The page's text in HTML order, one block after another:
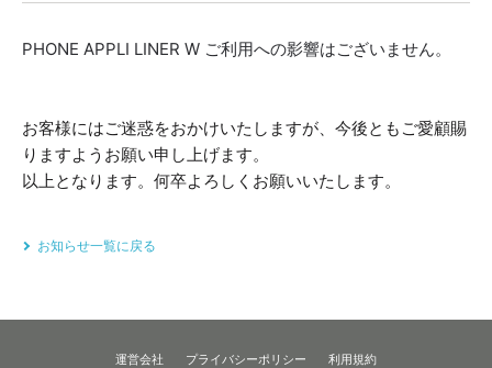
PHONE APPLI LINER W ご利用への影響はございません。
お客様にはご迷惑をおかけいたしますが、今後ともご愛顧賜
りますようお願い申し上げます。
以上となります。何卒よろしくお願いいたします。
お知らせ一覧に戻る
運営会社 プライバシーポリシー 利用規約